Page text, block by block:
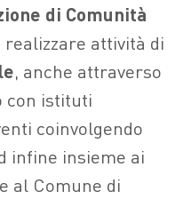
di Comunità
realizzare attività di
, anche attraverso
con istituti
coinvolgendo
infine insieme ai
al Comune di